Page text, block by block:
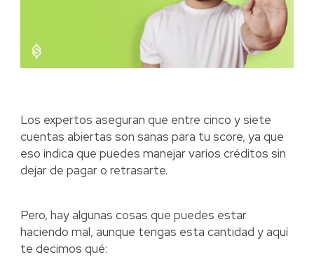
Los expertos aseguran que entre cinco y siete
cuentas abiertas son sanas para tu score, ya que
eso indica que puedes manejar varios créditos sin
dejar de pagar o retrasarte.
Pero, hay algunas cosas que puedes estar
haciendo mal, aunque tengas esta cantidad y aquí
te decimos qué: